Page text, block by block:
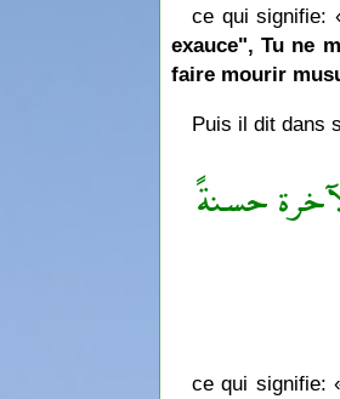
ce qui signifie:
exauce", Tu ne
faire mourir
Puis il dit dans
حسنةً
ce qui signifie: